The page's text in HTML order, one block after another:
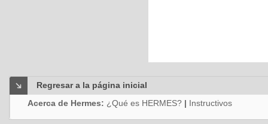
Regresar a la página inicial
Acerca de Hermes: ¿Qué es HERMES? | Instructivos